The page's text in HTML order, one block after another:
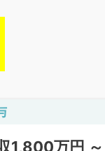
1,800万円